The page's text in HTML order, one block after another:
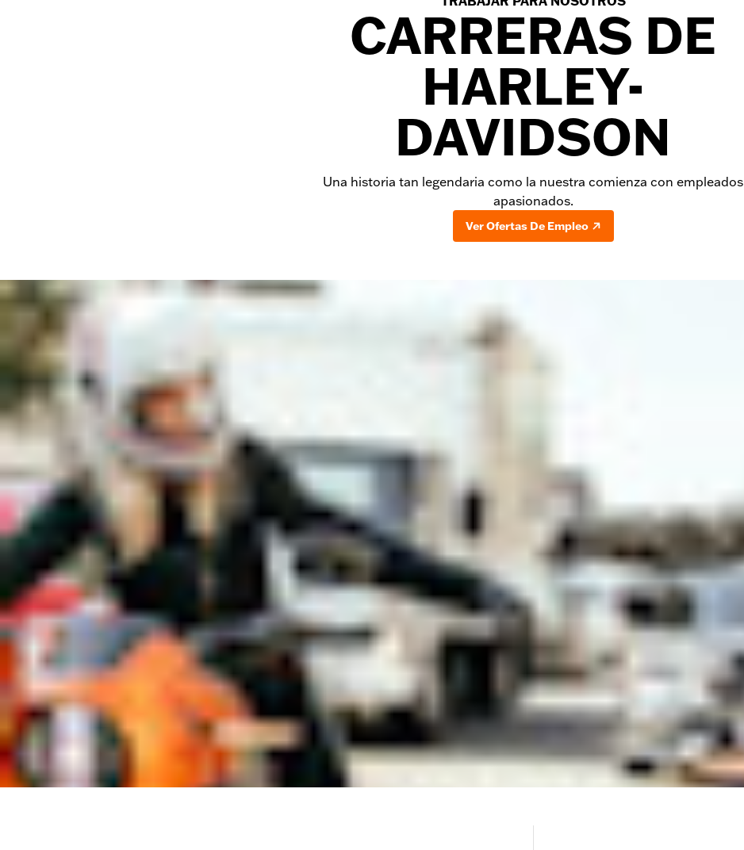
CARRERAS DE
HARLEY-
DAVIDSON
Una historia tan legendaria como la nuestra comienza con empleados
apasionados.
Ver Ofertas De Empleo